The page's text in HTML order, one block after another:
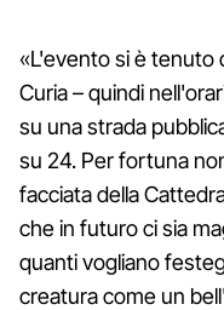
«L'evento si è tenuto
Curia – quindi
su una strada
su 24. Per fortuna
facciata della
che in futuro ci sia
quanti vogliano
creatura come un